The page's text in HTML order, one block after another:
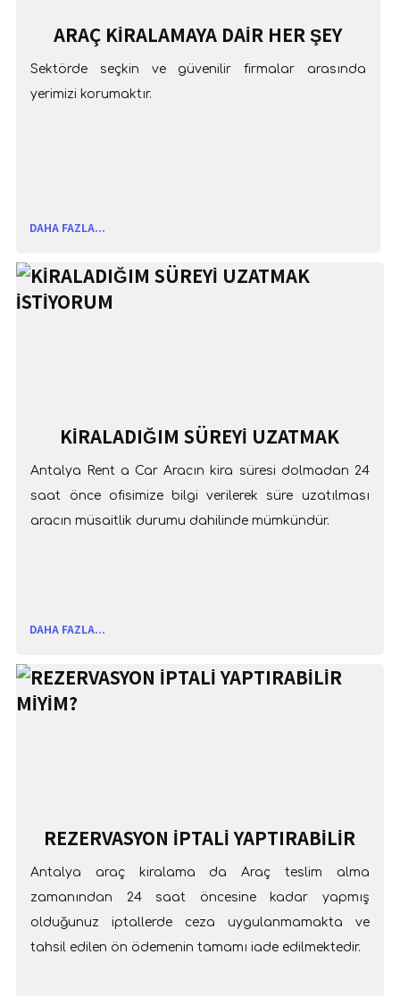
ARAÇ KIRALAMAYA DAIR HER ŞEY
Sektörde seçkin ve güvenilir firmalar arasında
yerimizi korumaktır.
DAHA FAZLA...
KİRALADIĞIM SÜREYİ UZATMAK
İSTİYORUM
Antalya Rent a Car Aracın kira süresi dolmadan 24
saat önce ofisimize bilgi verilerek süre uzatılması
aracın müsaitlik durumu dahilinde mümkündür.
DAHA FAZLA...
REZERVASYON İPTALİ YAPTIRABİLİR
MİYİM?
Antalya araç kiralama da Araç teslim alma
zamanından 24 saat öncesine kadar yapmış
olduğunuz iptallerde ceza uygulanmamakta ve
tahsil edilen ön ödemenin tamamı iade edilmektedir.